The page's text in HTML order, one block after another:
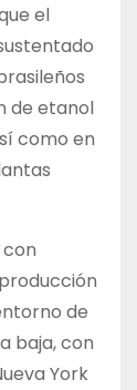
el
de etanol
como en
de
baja, con
York